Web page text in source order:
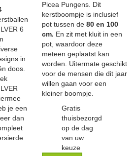
Picea Pungens. Dit
kerstboompje is inclusief
pot tussen de 80 en 100
cm. En zit met kluit in een
pot, waardoor deze
meteen geplaatst kan
worden. Uitermate geschikt
voor de mensen die dit jaar
willen gaan voor een
kleiner boompje.
Gratis
thuisbezorgd
op de dag
van uw
keuze
6
in
doos.
je een
dan